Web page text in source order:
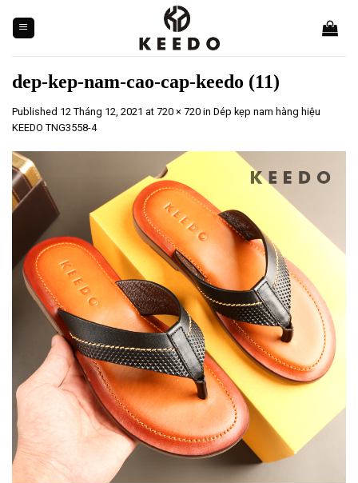
content
dep-kep-nam-cao-cap-keedo (11)
Published 12 Tháng 12, 2021 at 720 × 720 in Dép kẹp nam hàng hiệu
KEEDO TNG3558-4